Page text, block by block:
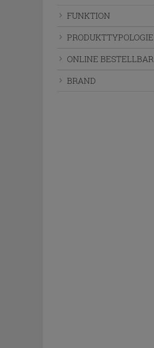
auszublenden.
FUNKTION
PRODUKTTYPOLOGIE
ONLINE BESTELLBAR
BRAND